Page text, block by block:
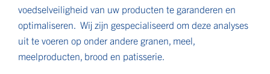
voedselveiligheid van uw producten te garanderen en
optimaliseren. Wij zijn gespecialiseerd om deze analyses
uit te voeren op onder andere granen, meel,
meelproducten, brood en patisserie.